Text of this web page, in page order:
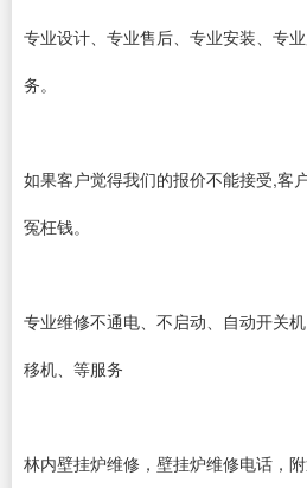
专业设计、专业售后、专业安装、专
务。
如果客户觉得我们的报价不能接受,客
冤枉钱。
专业维修不通电、不启动、自动开关
移机、等服务
林内壁挂炉维修，壁挂炉维修电话，